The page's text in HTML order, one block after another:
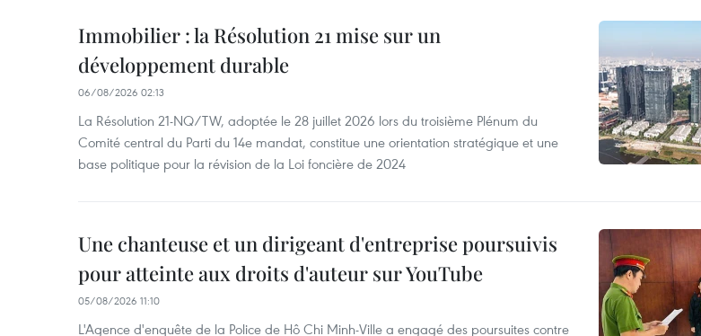
Immobilier : la Résolution 21 mise sur un
développement durable
06/08/2026 02:13
La Résolution 21-NQ/TW, adoptée le 28 juillet 2026 lors du troisième Plénum du
Comité central du Parti du 14e mandat, constitue une orientation stratégique et une
base politique pour la révision de la Loi foncière de 2024
Une chanteuse et un dirigeant d'entreprise poursuivis
pour atteinte aux droits d'auteur sur YouTube
05/08/2026 11:10
L'Agence d'enquête de la Police de Hô Chi Minh-Ville a engagé des poursuites contre